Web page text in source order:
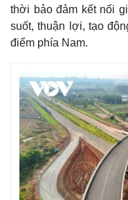
thời bảo đảm kết nối
suốt, thuận lợi, tạo
điểm phía Nam.